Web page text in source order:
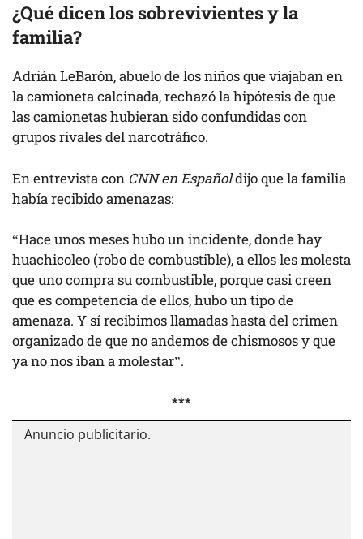
¿Qué dicen los sobrevivientes y la
familia?
Adrián LeBarón, abuelo de los niños que viajaban en
la camioneta calcinada,rechazóla hipótesis de que
las camionetas hubieran sido confundidas con
grupos rivales del narcotráfico.
En entrevista con CNN en Españoldijo que la familia
había recibido amenazas:
“Hace unos meses hubo un incidente, donde hay
huachicoleo (robo de combustible), a ellos les molesta
que uno compra su combustible, porque casi creen
que es competencia de ellos, hubo un tipo de
amenaza. Y sí recibimos llamadas hasta del crimen
organizado de que no andemos de chismosos y que
ya no nos iban a molestar”.
***